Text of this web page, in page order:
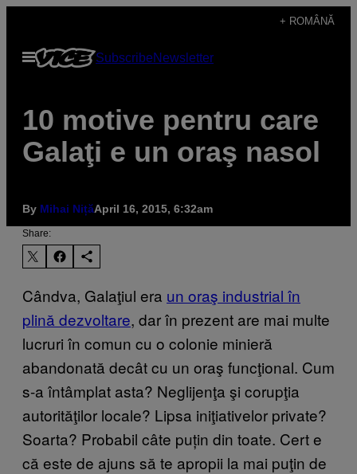
content
+ ROMÂNĂ
Open
Menu
SubscribeNewsletter
10 motive pentru care
Galaţi e un oraş nasol
By Mihai NițăApril 16, 2015, 6:32am
Share:
Cândva, Galaţiul era un oraş industrial în
plină dezvoltare, dar în prezent are mai multe
lucruri în comun cu o colonie minieră
abandonată decât cu un oraş funcţional. Cum
s-a întâmplat asta? Neglijenţa şi corupţia
autorităţilor locale? Lipsa iniţiativelor private?
Soarta? Probabil câte puțin din toate. Cert e
că este de ajuns să te apropii la mai puţin de